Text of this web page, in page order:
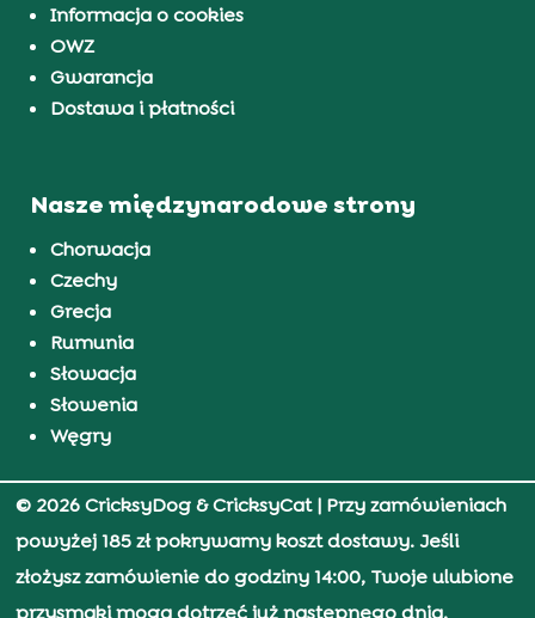
Informacja o cookies
OWZ
Gwarancja
Dostawa i płatności
Nasze międzynarodowe strony
Chorwacja
Czechy
Grecja
Rumunia
Słowacja
Słowenia
Węgry
© 2026 CricksyDog & CricksyCat| Przy zamówieniach
powyżej 185 zł pokrywamy koszt dostawy. Jeśli
złożysz zamówienie do godziny 14:00, Twoje ulubione
przysmaki mogą dotrzeć już następnego dnia.